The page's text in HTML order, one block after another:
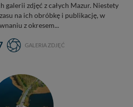
galerii zdjęć z całych Mazur. Niestety
na ich obróbkę i publikację, w
z okresem...
GALERIA ZDJĘĆ